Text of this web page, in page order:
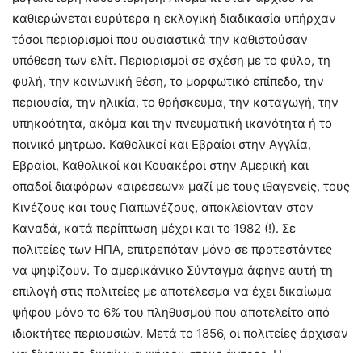
καθιερώνεται ευρύτερα η εκλογική διαδικασία υπήρχαν
τόσοι περιορισμοί που ουσιαστικά την καθιστούσαν
υπόθεση των ελίτ. Περιορισμοί σε σχέση με το φύλο, τη
φυλή, την κοινωνική θέση, το μορφωτικό επίπεδο, την
περιουσία, την ηλικία, το θρήσκευμα, την καταγωγή, την
υπηκοότητα, ακόμα και την πνευματική ικανότητα ή το
ποινικό μητρώο. Καθολικοί και Εβραίοι στην Αγγλία,
Εβραίοι, Καθολικοί και Κουακέροι στην Αμερική και
οπαδοί διαφόρων «αιρέσεων» μαζί με τους ιθαγενείς, τους
Κινέζους και τους Γιαπωνέζους, αποκλείονταν στον
Καναδά, κατά περίπτωση μέχρι και το 1982 (!). Σε
πολιτείες των ΗΠΑ, επιτρεπόταν μόνο σε προτεστάντες
να ψηφίζουν. Το αμερικάνικο Σύνταγμα άφηνε αυτή τη
επιλογή στις πολιτείες με αποτέλεσμα να έχει δικαίωμα
ψήφου μόνο το 6% του πληθυσμού που αποτελείτο από
ιδιοκτήτες περιουσιών. Μετά το 1856, οι πολιτείες άρχισαν